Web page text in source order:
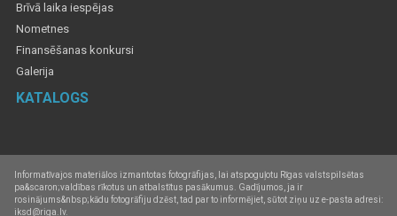
Brīvā laika iespējas
Nometnes
Finansēšanas konkursi
Galerija
KATALOGS
Informatīvajos materiālos izmantotas fotogrāfijas, lai atspoguļotu Rīgas valstspilsētas
pa&scaron;valdības rīkotus un atbalstītus pasākumus. Gadījumos, ja ir
rosinājums&nbsp;kādu fotogrāfiju dzēst, tad par to informējiet, sūtot ziņu uz e-pasta adresi:
iksd@riga.lv.